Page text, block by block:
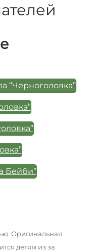
“Черноголовка”
Бейби”
Оригинальная
детям из за